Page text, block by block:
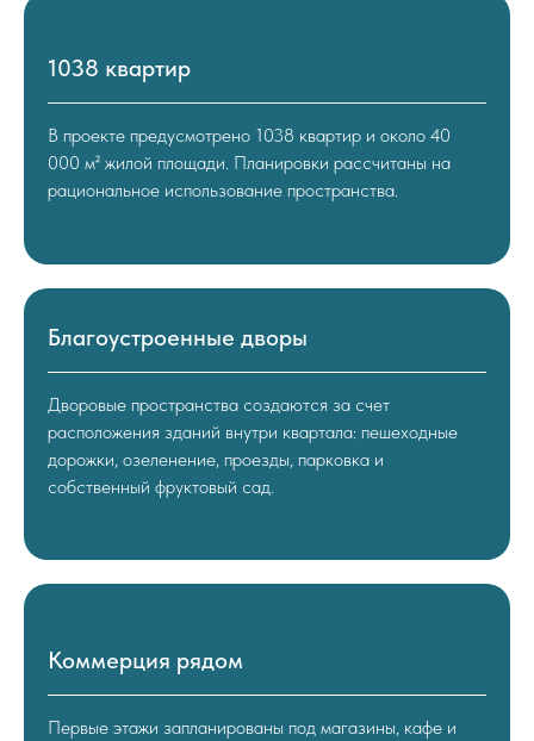
1038 квартир
В проекте предусмотрено 1038 квартир и около 40
000 м² жилой площади. Планировки рассчитаны на
рациональное использование пространства.
Благоустроенные дворы
Дворовые пространства создаются за счет
расположения зданий внутри квартала: пешеходные
дорожки, озеленение, проезды, парковка и
собственный фруктовый сад.
Коммерция рядом
Первые этажи запланированы под магазины, кафе и